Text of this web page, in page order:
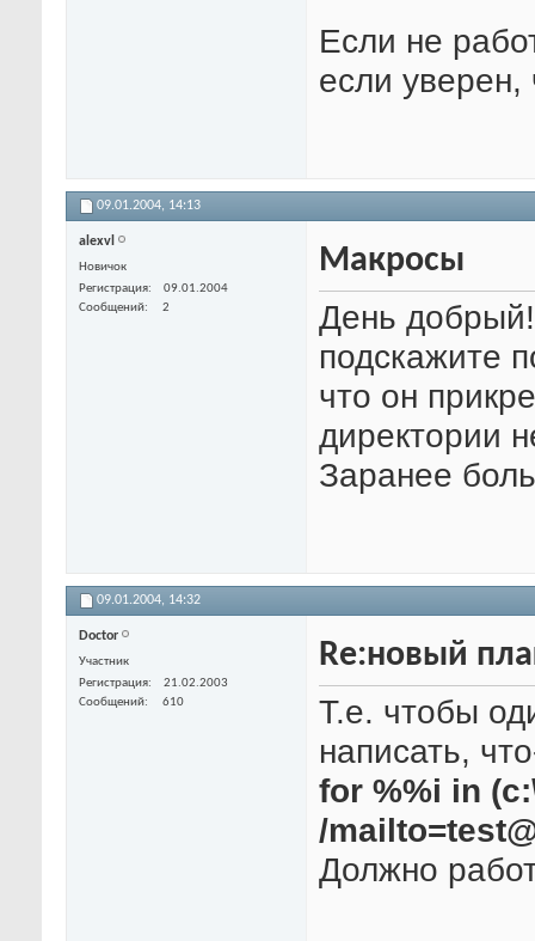
Если не
если уверен,
09.01.2004, 14:13
alexvl
Новичок
Регистрация
09.01.2004
Сообщений
2
Макросы
День добрый!
подскажите
что он
директории
Заранее
09.01.2004, 14:32
Doctor
Участник
Регистрация
21.02.2003
Сообщений
610
Re:новый
Т.е. чтобы
написать,
for %%i in
/
Должно